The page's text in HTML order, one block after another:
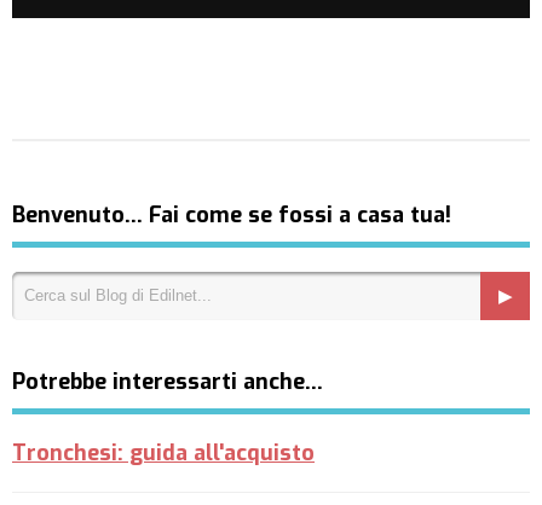
Benvenuto… Fai come se fossi a casa tua!
Potrebbe interessarti anche…
Tronchesi: guida all'acquisto